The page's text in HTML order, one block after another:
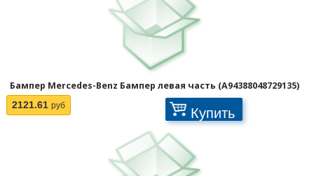
Бампер Mercedes-Benz Бампер левая часть (A94388048729135)
2121.61 руб Купить
Отображать по: